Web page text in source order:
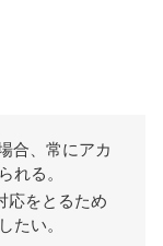
合、常にアカ
れる。
応をとるため
たい。